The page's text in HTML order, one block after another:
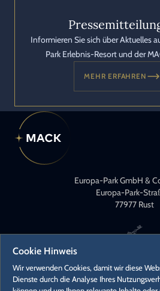
Informieren Sie sich über Aktuelles
Park Erlebnis-Resort und der
MEHR ERFAHREN
Europa-Park GmbH &
Europa-Park-
77977 Rust
Cookie Hinweis
Wir verwenden Cookies, damit wir diese
Dienste durch die Analyse Ihres